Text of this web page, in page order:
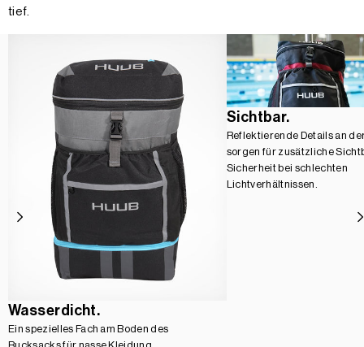
tief.
Wasserdicht.
Ein spezielles Fach am Boden des
Sichtbar.
Reflektierende Details an
sorgen für zusätzliche
Sicherheit bei schlechten
Lichtverhältnissen.